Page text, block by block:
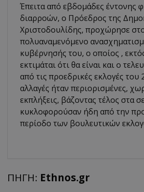
Έπειτα από εβδομάδες έντονης
διαρροών, ο Πρόεδρος της
Χριστοδουλίδης, προχώρησε
πολυαναμενόμενο
κυβέρνησής του, ο οποίος ,
εκτιμάται ότι θα είναι και ο
από τις προεδρικές εκλογές του
αλλαγές ήταν περιορισμένες,
εκπλήξεις, βάζοντας τέλος στα
κυκλοφορούσαν ήδη από την
περίοδο των βουλευτικών
ΠΗΓΗ: Ethnos.gr